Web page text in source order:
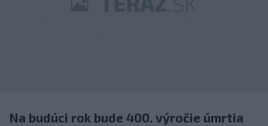
Na budúci rok bude 400. výročie úmrtia